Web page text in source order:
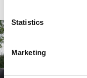
Statistics
Marketing